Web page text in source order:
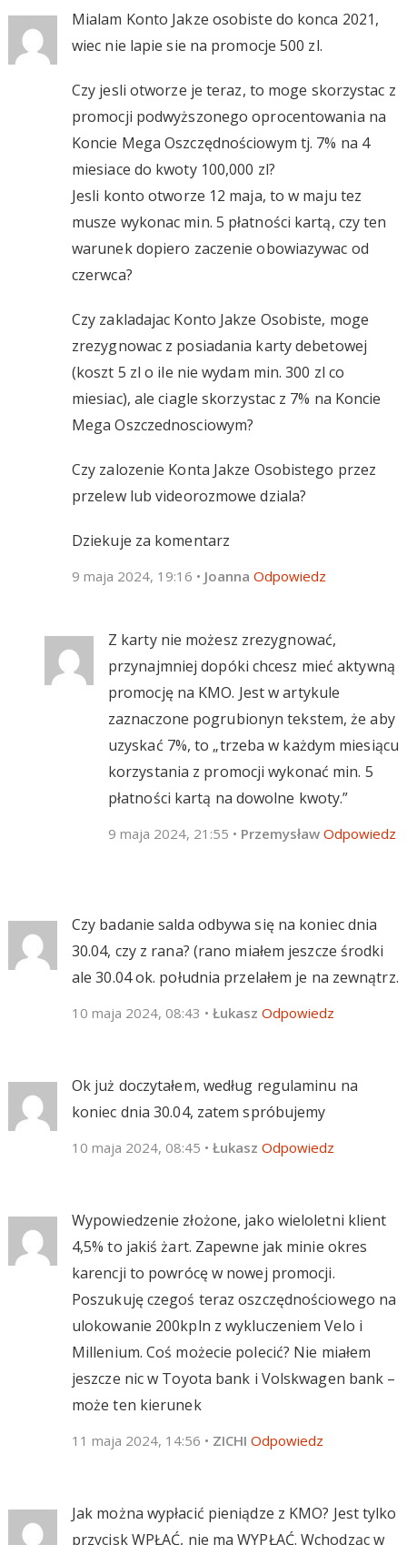
Mialam Konto Jakze osobiste do konca 2021,
wiec nie lapie sie na promocje 500 zl.
Czy jesli otworze je teraz, to moge skorzystac z
promocji podwyższonego oprocentowania na
Koncie Mega Oszczędnościowym tj. 7% na 4
miesiace do kwoty 100,000 zl?
Jesli konto otworze 12 maja, to w maju tez
musze wykonac min. 5 płatności kartą, czy ten
warunek dopiero zaczenie obowiazywac od
czerwca?
Czy zakladajac Konto Jakze Osobiste, moge
zrezygnowac z posiadania karty debetowej
(koszt 5 zl o ile nie wydam min. 300 zl co
miesiac), ale ciagle skorzystac z 7% na Koncie
Mega Oszczednosciowym?
Czy zalozenie Konta Jakze Osobistego przez
przelew lub videorozmowe dziala?
Dziekuje za komentarz
9 maja 2024, 19:16 • Joanna Odpowiedz
Z karty nie możesz zrezygnować,
przynajmniej dopóki chcesz mieć aktywną
promocję na KMO. Jest w artykule
zaznaczone pogrubionyn tekstem, że aby
uzyskać 7%, to „trzeba w każdym miesiącu
korzystania z promocji wykonać min. 5
płatności kartą na dowolne kwoty.”
9 maja 2024, 21:55 • Przemysław Odpowiedz
Czy badanie salda odbywa się na koniec dnia
30.04, czy z rana? (rano miałem jeszcze środki
ale 30.04 ok. południa przelałem je na zewnątrz.
10 maja 2024, 08:43 • Łukasz Odpowiedz
Ok już doczytałem, według regulaminu na
koniec dnia 30.04, zatem spróbujemy
10 maja 2024, 08:45 • Łukasz Odpowiedz
Wypowiedzenie złożone, jako wieloletni klient
4,5% to jakiś żart. Zapewne jak minie okres
karencji to powrócę w nowej promocji.
Poszukuję czegoś teraz oszczędnościowego na
ulokowanie 200kpln z wykluczeniem Velo i
Millenium. Coś możecie polecić? Nie miałem
jeszcze nic w Toyota bank i Volskwagen bank –
może ten kierunek
11 maja 2024, 14:56 • ZICHI Odpowiedz
Jak można wypłacić pieniądze z KMO? Jest tylko
przycisk WPŁAĆ, nie ma WYPŁAĆ. Wchodząc w